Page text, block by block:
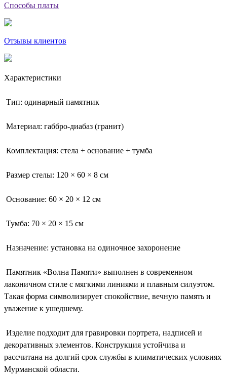
Способы платы
Отзывы клиентов
Характеристики
Тип: одинарный памятник
Материал: габбро-диабаз (гранит)
Комплектация: стела + основание + тумба
Размер стелы: 120 × 60 × 8 см
Основание: 60 × 20 × 12 см
Тумба: 70 × 20 × 15 см
Назначение: установка на одиночное захоронение
Памятник «Волна Памяти» выполнен в современном
лаконичном стиле с мягкими линиями и плавным силуэтом.
Такая форма символизирует спокойствие, вечную память и
уважение к ушедшему.
Изделие подходит для гравировки портрета, надписей и
декоративных элементов. Конструкция устойчива и
рассчитана на долгий срок службы в климатических условиях
Мурманской области.